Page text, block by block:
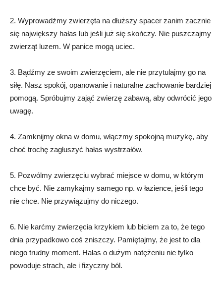
2. Wyprowadźmy zwierzęta na dłuższy spacer zanim zacznie
się największy hałas lub jeśli już się skończy. Nie puszczajmy
zwierząt luzem. W panice mogą uciec.
3. Bądźmy ze swoim zwierzęciem, ale nie przytulajmy go na
siłę. Nasz spokój, opanowanie i naturalne zachowanie bardziej
pomogą. Spróbujmy zająć zwierzę zabawą, aby odwrócić jego
uwagę.
4. Zamknijmy okna w domu, włączmy spokojną muzykę, aby
choć trochę zagłuszyć hałas wystrzałów.
5. Pozwólmy zwierzęciu wybrać miejsce w domu, w którym
chce być. Nie zamykajmy samego np. w łazience, jeśli tego
nie chce. Nie przywiązujmy do niczego.
6. Nie karćmy zwierzęcia krzykiem lub biciem za to, że tego
dnia przypadkowo coś zniszczy. Pamiętajmy, że jest to dla
niego trudny moment. Hałas o dużym natężeniu nie tylko
powoduje strach, ale i fizyczny ból.